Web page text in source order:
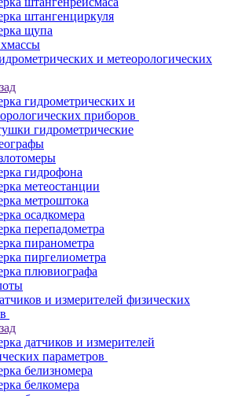
штангенциркуля
щупа
и метеорологических
гидрометрических и
приборов
гидрометрические
гидрофона
метеостанции
метроштока
осадкомера
перепадометра
пиранометра
пиргелиометра
плювиографа
и измерителей физических
датчиков и измерителей
параметров
белизномера
белкомера